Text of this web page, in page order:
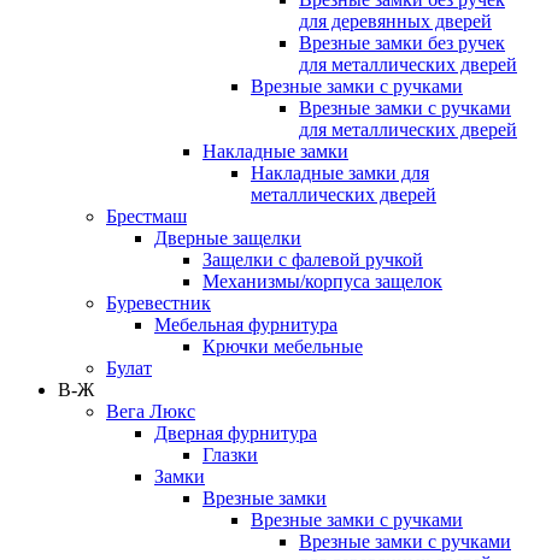
для деревянных дверей
Врезные замки без ручек
для металлических дверей
Врезные замки с ручками
Врезные замки с ручками
для металлических дверей
Накладные замки
Накладные замки для
металлических дверей
Брестмаш
Дверные защелки
Защелки с фалевой ручкой
Механизмы/корпуса защелок
Буревестник
Мебельная фурнитура
Крючки мебельные
Булат
В-Ж
Вега Люкс
Дверная фурнитура
Глазки
Замки
Врезные замки
Врезные замки с ручками
Врезные замки с ручками